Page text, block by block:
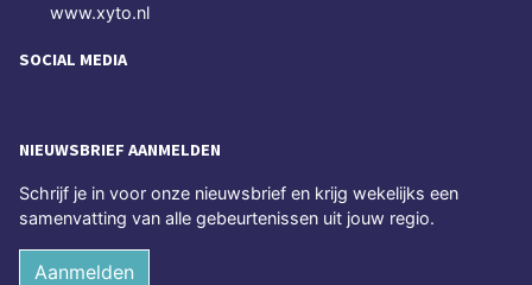
www.xyto.nl
SOCIAL MEDIA
NIEUWSBRIEF AANMELDEN
Schrijf je in voor onze nieuwsbrief en krijg wekelijks een
samenvatting van alle gebeurtenissen uit jouw regio.
Aanmelden